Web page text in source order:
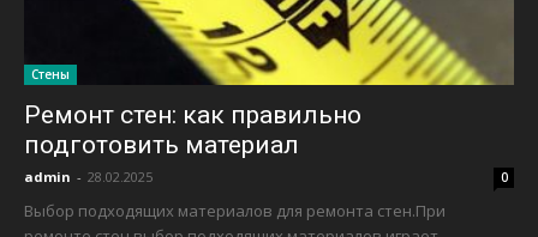
Стены
Ремонт стен: как правильно
подготовить материал
admin - 28.02.2025 0
Выбор подходящих материалов для ремонта стен.При